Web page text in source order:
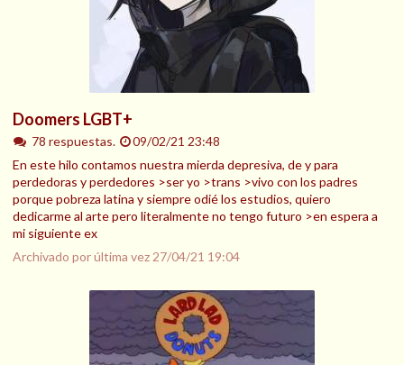
Doomers LGBT+
78 respuestas.
09/02/21 23:48
En este hilo contamos nuestra mierda depresiva, de y para
perdedoras y perdedores >ser yo >trans >vivo con los padres
porque pobreza latina y siempre odié los estudios, quiero
dedicarme al arte pero literalmente no tengo futuro >en espera a
mi siguiente ex
Archivado por última vez 27/04/21 19:04